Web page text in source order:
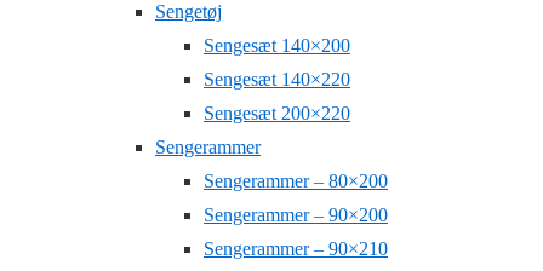
Sengetøj
Sengesæt 140×200
Sengesæt 140×220
Sengesæt 200×220
Sengerammer
Sengerammer – 80×200
Sengerammer – 90×200
Sengerammer – 90×210